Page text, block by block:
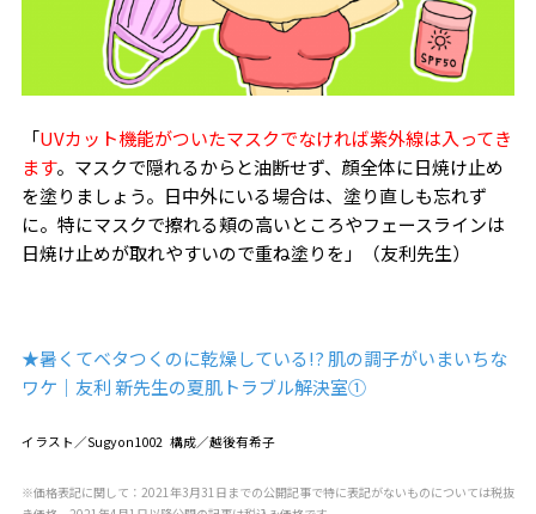
「UVカット機能がついたマスクでなければ紫外線は入ってき
ます。マスクで隠れるからと油断せず、顔全体に日焼け止め
を塗りましょう。日中外にいる場合は、塗り直しも忘れず
に。特にマスクで擦れる頬の高いところやフェースラインは
日焼け止めが取れやすいので重ね塗りを」（友利先生）
★暑くてベタつくのに乾燥している!? 肌の調子がいまいちな
ワケ｜友利 新先生の夏肌トラブル解決室①
イラスト／Sugyon1002 構成／越後有希子
※価格表記に関して：2021年3月31日までの公開記事で特に表記がないものについては税抜